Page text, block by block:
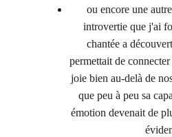
ou encore une
introvertie que j'ai
chantée a
permettait de
joie bien au-delà de
que peu à peu sa
émotion devenait de